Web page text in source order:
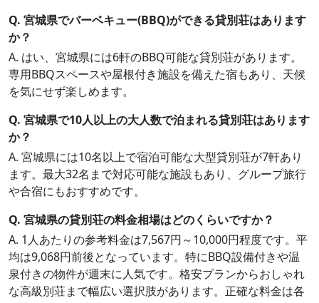
Q. 宮城県でバーベキュー(BBQ)ができる貸別荘はあります
か？
A. はい、宮城県には6軒のBBQ可能な貸別荘があります。
専用BBQスペースや屋根付き施設を備えた宿もあり、天候
を気にせず楽しめます。
Q. 宮城県で10人以上の大人数で泊まれる貸別荘はあります
か？
A. 宮城県には10名以上で宿泊可能な大型貸別荘が7軒あり
ます。最大32名まで対応可能な施設もあり、グループ旅行
や合宿にもおすすめです。
Q. 宮城県の貸別荘の料金相場はどのくらいですか？
A. 1人あたりの参考料金は7,567円～10,000円程度です。平
均は9,068円前後となっています。特にBBQ設備付きや温
泉付きの物件が週末に人気です。格安プランからおしゃれ
な高級別荘まで幅広い選択肢があります。正確な料金は各